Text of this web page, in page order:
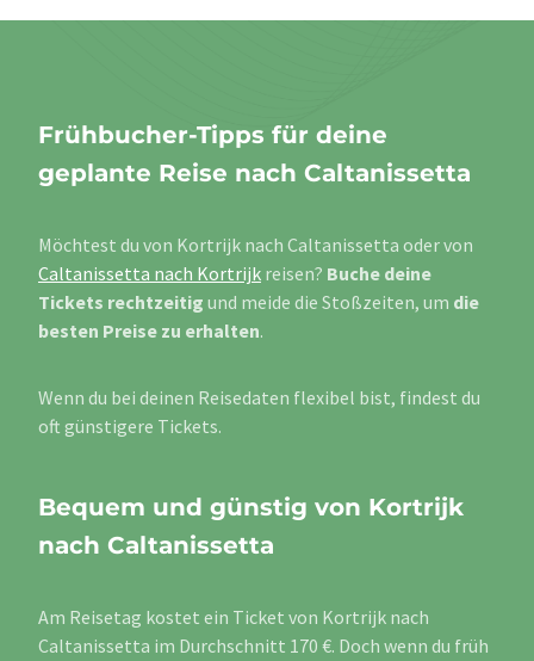
Frühbucher-Tipps für deine
geplante Reise nach Caltanissetta
Möchtest du von Kortrijk nach Caltanissetta oder von
Caltanissetta nach Kortrijk reisen? Buche deine
Tickets rechtzeitig und meide die Stoßzeiten, um die
besten Preise zu erhalten.
Wenn du bei deinen Reisedaten flexibel bist, findest du
oft günstigere Tickets.
Bequem und günstig von Kortrijk
nach Caltanissetta
Am Reisetag kostet ein Ticket von Kortrijk nach
Caltanissetta im Durchschnitt 170 €. Doch wenn du früh